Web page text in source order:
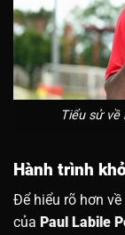
Tiểu sử về
Hành trình
Để hiểu rõ hơn
của Paul Labile